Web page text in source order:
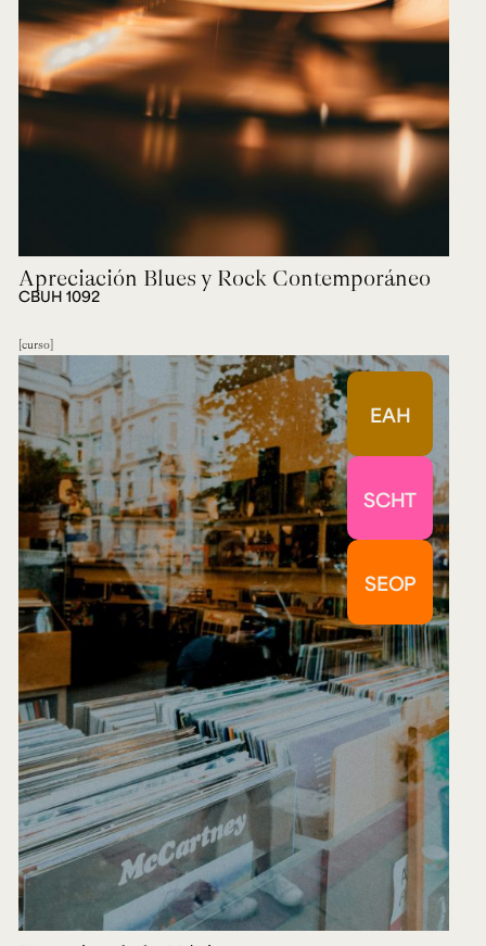
Apreciación Blues y Rock Contemporáneo
CBUH 1092
curso
EAH
SCHT
SEOP